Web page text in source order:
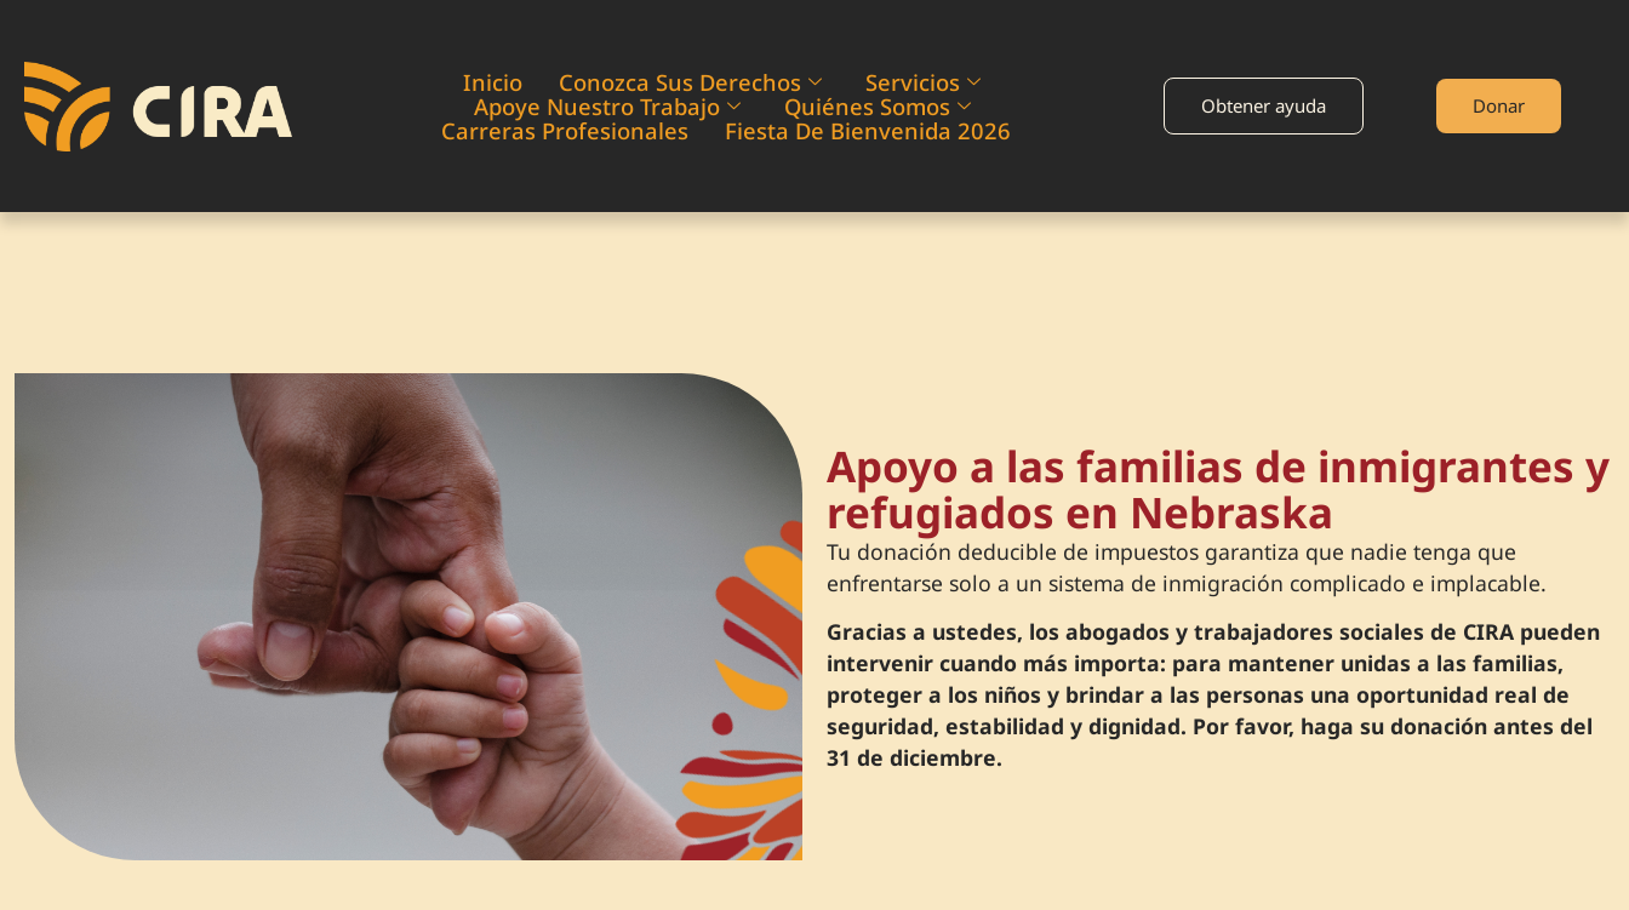
Inicio Conozca Sus Derechos
Servicios
Apoye Nuestro Trabajo
Quiénes Somos
Carreras Profesionales
Fiesta De Bienvenida 2026
Obtener ayuda Donar
Apoyo a las familias de inmigrantes y
refugiados en Nebraska
Tu donación deducible de impuestos garantiza que nadie tenga que
enfrentarse solo a un sistema de inmigración complicado e implacable.
Gracias a ustedes, los abogados y trabajadores sociales de CIRA pueden
intervenir cuando más importa: para mantener unidas a las familias,
proteger a los niños y brindar a las personas una oportunidad real de
seguridad, estabilidad y dignidad. Por favor, haga su donación antes del
31 de diciembre.